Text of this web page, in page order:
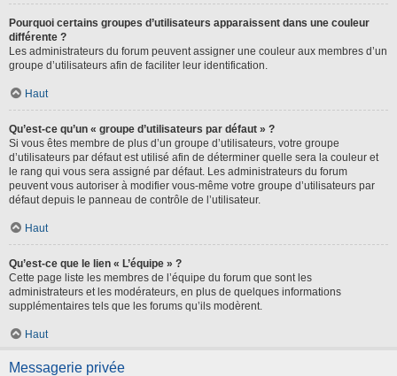
Pourquoi certains groupes d’utilisateurs apparaissent dans une couleur
différente ?
Les administrateurs du forum peuvent assigner une couleur aux membres d’un
groupe d’utilisateurs afin de faciliter leur identification.
Haut
Qu’est-ce qu’un « groupe d’utilisateurs par défaut » ?
Si vous êtes membre de plus d’un groupe d’utilisateurs, votre groupe
d’utilisateurs par défaut est utilisé afin de déterminer quelle sera la couleur et
le rang qui vous sera assigné par défaut. Les administrateurs du forum
peuvent vous autoriser à modifier vous-même votre groupe d’utilisateurs par
défaut depuis le panneau de contrôle de l’utilisateur.
Haut
Qu’est-ce que le lien « L’équipe » ?
Cette page liste les membres de l’équipe du forum que sont les
administrateurs et les modérateurs, en plus de quelques informations
supplémentaires tels que les forums qu’ils modèrent.
Haut
Messagerie privée